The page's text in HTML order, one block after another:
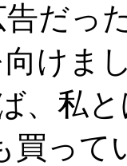
だっ
けま
、私
買って